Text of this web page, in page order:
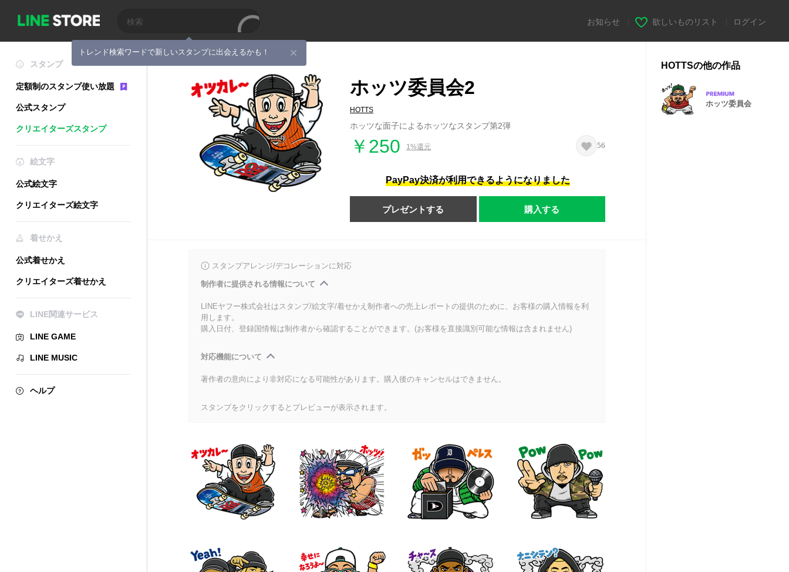
トレンド検索ワードで新しいスタンプに出会えるかも！
お知らせ 欲しいものリスト ログイン
スタンプ
定額制のスタンプ使い放題
公式スタンプ
クリエイターズスタンプ
絵文字
公式絵文字
クリエイターズ絵文字
着せかえ
公式着せかえ
クリエイターズ着せかえ
LINE関連サービス
LINE GAME
LINE MUSIC
ヘルプ
ホッツ委員会2
HOTTS
ホッツな面子によるホッツなスタンプ第2弾
￥250 1%還元 56
PayPay決済が利用できるようになりました
プレゼントする 購入する
スタンプアレンジ/デコレーションに対応
制作者に提供される情報について
LINEヤフー株式会社はスタンプ/絵文字/着せかえ制作者への売上レポートの提供のために、お客様の購入情報を利
用します。
購入日付、登録国情報は制作者から確認することができます。(お客様を直接識別可能な情報は含まれません)
対応機能について
著作者の意向により非対応になる可能性があります。購入後のキャンセルはできません。
スタンプをクリックするとプレビューが表示されます。
HOTTSの他の作品
ホッツ委員会